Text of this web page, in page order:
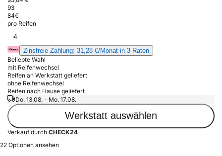
93
84€
pro Reifen
4
Zinsfreie Zahlung: 31,28 €/Monat in 3 Raten
Beliebte Wahl
mit Reifenwechsel
Reifen an Werkstatt geliefert
ohne Reifenwechsel
Reifen nach Hause geliefert
Do. 13.08. - Mo. 17.08.
Werkstatt auswählen
Verkauf durch CHECK24
22 Optionen ansehen